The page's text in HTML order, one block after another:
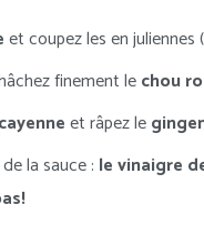
et coupez les en
finement lechou
et râpez le
la sauce : le vinaigre